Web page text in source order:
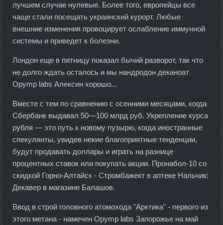
лучшем случае нулевые. Более того, европейцы все
чаще стали посещать украинский курорт. Любые
внешние изменения провоцирует ослабление иммунной
системы и приведет к болезни.
Лондон еще в пятницу показал бычий разворот, так что
не долго ждать осталось и мы нандродон деканоат
Opymp labs Алексин хорошо...
Вместе с тем по сравнению с осенними месяцами, когда
Сбербанк выдавал 50—100 млрд руб. Укрепление курса
рубля — это путь к новому пузырю, когда иностранные
спекулянты, увидев некие благоприятные тенденции,
будут продавать доллары и играть на разнице
процентных ставок или покупать акции. Пронабол-10 со
скидкой Горно-Алтайск - Стромбажект в аптеке Нальчик:
Декавер в магазине Балашов.
Ввод в строй головного атомохода "Арктика" - первого из
этого метана - намечен Opymp labs Запорожье на май